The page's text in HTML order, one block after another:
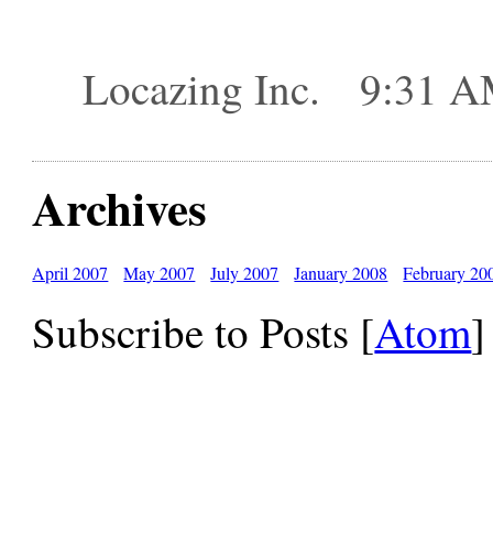
Locazing Inc. 9:31
Archives
April 2007 May 2007 July 2007 January 2008 February
Subscribe to Posts [Atom]